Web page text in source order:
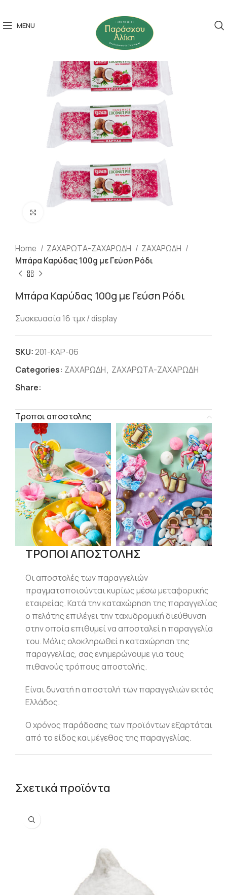
MENU
Home ΖΑΧΑΡΩΤΑ-ΖΑΧΑΡΩΔΗ
ΖΑΧΑΡΩΔΗ
Μπάρα Καρύδας 100g με Γεύση Ρόδι
Μπάρα Καρύδας 100g με Γεύση Ρόδι
Συσκευασία 16 τμχ / display
SKU:201-ΚΑΡ-06
Categories: ΖΑΧΑΡΩΔΗ, ΖΑΧΑΡΩΤΑ-ΖΑΧΑΡΩΔΗ
Share:
Τροποι αποστολης
ΤΡΟΠΟΙ ΑΠΟΣΤΟΛΗΣ
Οι αποστολές των παραγγελιών
πραγματοποιούνται κυρίως μέσω μεταφορικής
εταιρείας. Κατά την καταχώρηση της παραγγελίας
ο πελάτης επιλέγει την ταχυδρομική διεύθυνση
στην οποία επιθυμεί να αποσταλεί η παραγγελία
του. Μόλις ολοκληρωθεί η καταχώρηση της
παραγγελίας, σας ενημερώνουμε για τους
πιθανούς τρόπους αποστολής.
Είναι δυνατή η αποστολή των παραγγελιών εκτός
Ελλάδος.
Ο χρόνος παράδοσης των προϊόντων εξαρτάται
από το είδος και μέγεθος της παραγγελίας.
Σχετικά προϊόντα